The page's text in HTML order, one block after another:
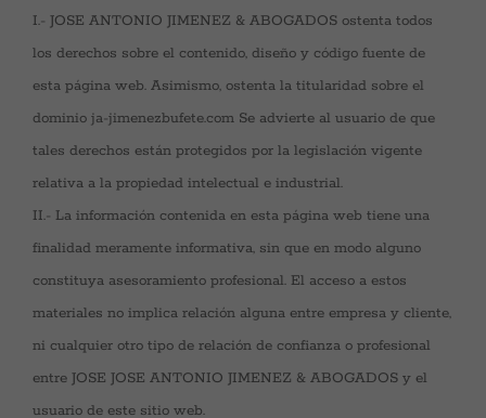
I.- JOSE ANTONIO JIMENEZ & ABOGADOS ostenta todos
los derechos sobre el contenido, diseño y código fuente de
esta página web. Asimismo, ostenta la titularidad sobre el
dominio ja-jimenezbufete.com Se advierte al usuario de que
tales derechos están protegidos por la legislación vigente
relativa a la propiedad intelectual e industrial.
II.- La información contenida en esta página web tiene una
finalidad meramente informativa, sin que en modo alguno
constituya asesoramiento profesional. El acceso a estos
materiales no implica relación alguna entre empresa y cliente,
ni cualquier otro tipo de relación de confianza o profesional
entre JOSE JOSE ANTONIO JIMENEZ & ABOGADOS y el
usuario de este sitio web.